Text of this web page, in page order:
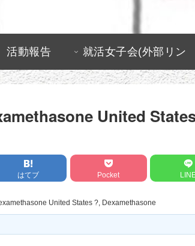
活動報告 就活女子会(外部リン
ク)
United
はてブ Pocket
United States ?, Dexamethasone